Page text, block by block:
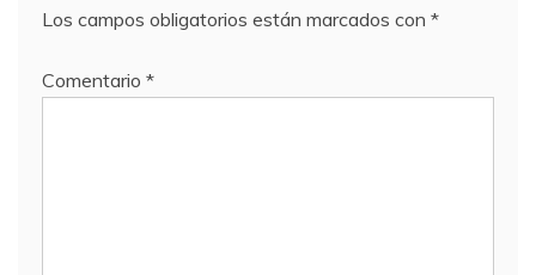
Los campos obligatorios están marcados con *
Comentario *